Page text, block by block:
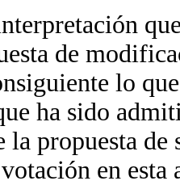
de
lo
ha sido
la propuesta
en esta